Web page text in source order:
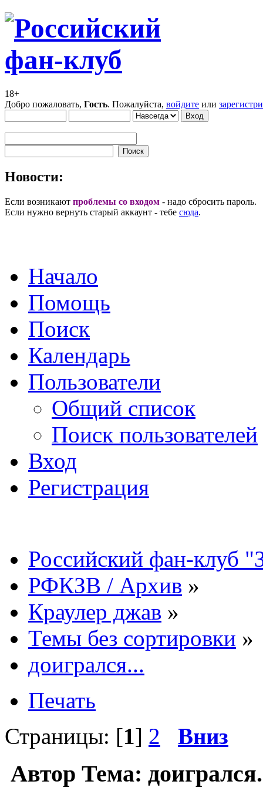
18+
Добро пожаловать, Гость. Пожалуйста, войдите или
Новости:
Если возникают проблемы со входом - надо сбросить пароль.
Если нужно вернуть старый аккаунт - тебе сюда.
Начало
Помощь
Поиск
Календарь
Пользователи
Общий список
Поиск пользователей
Вход
Регистрация
Российский фан-клуб
РФКЗВ / Архив »
Краулер джав »
Темы без сортировки »
доигрался...
Печать
Страницы: [1] 2 Вниз
Автор Тема: